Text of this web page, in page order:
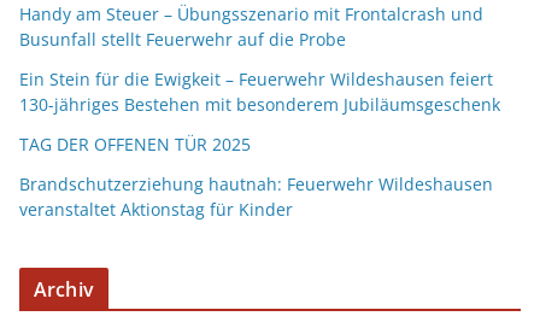
Handy am Steuer – Übungsszenario mit Frontalcrash und
Busunfall stellt Feuerwehr auf die Probe
Ein Stein für die Ewigkeit – Feuerwehr Wildeshausen feiert
130-jähriges Bestehen mit besonderem Jubiläumsgeschenk
TAG DER OFFENEN TÜR 2025
Brandschutzerziehung hautnah: Feuerwehr Wildeshausen
veranstaltet Aktionstag für Kinder
Archiv